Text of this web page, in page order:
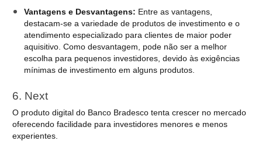
Vantagens e Desvantagens: Entre as vantagens,
destacam-se a variedade de produtos de investimento e o
atendimento especializado para clientes de maior poder
aquisitivo. Como desvantagem, pode não ser a melhor
escolha para pequenos investidores, devido às exigências
mínimas de investimento em alguns produtos.
6. Next
O produto digital do Banco Bradesco tenta crescer no mercado
oferecendo facilidade para investidores menores e menos
experientes.